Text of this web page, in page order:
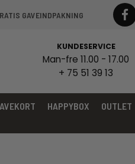
GAVEINDPAKNING
KUNDESERVICE
Man-fre 11.00 - 17.00
+ 75 51 39 13
HAPPYBOX OUTLET